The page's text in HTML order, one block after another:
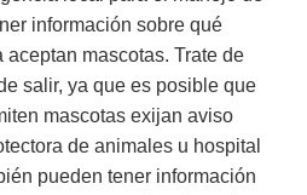
información sobre qué
mascotas. Trate de
salir, ya que es posible que
mascotas exijan aviso
de animales u hospital
pueden tener información